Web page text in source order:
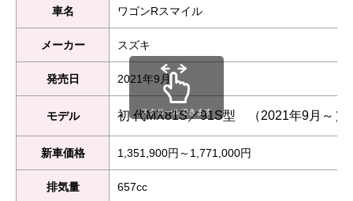
車名 ワゴンRスマイル
メーカー スズキ
発売日 2021年9月
モデル 初 代MX81S／91S型 （2021年9月～）
新車価格 1,351,900円～1,771,000円
排気量 657cc
スクロールできます